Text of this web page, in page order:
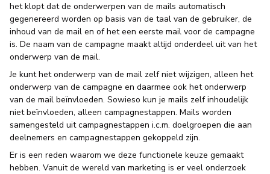
het klopt dat de onderwerpen van de mails automatisch
gegenereerd worden op basis van de taal van de gebruiker, de
inhoud van de mail en of het een eerste mail voor de campagne
is. De naam van de campagne maakt altijd onderdeel uit van het
onderwerp van de mail.
Je kunt het onderwerp van de mail zelf niet wijzigen, alleen het
onderwerp van de campagne en daarmee ook het onderwerp
van de mail beïnvloeden. Sowieso kun je mails zelf inhoudelijk
niet beïnvloeden, alleen campagnestappen. Mails worden
samengesteld uit campagnestappen i.c.m. doelgroepen die aan
deelnemers en campagnestappen gekoppeld zijn.
Er is een reden waarom we deze functionele keuze gemaakt
hebben. Vanuit de wereld van marketing is er veel onderzoek